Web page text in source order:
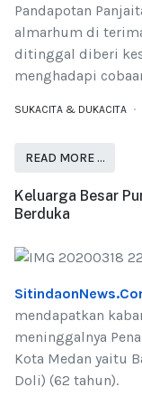
Pandapotan
almarhum di
ditinggal diberi
menghadapi
SUKACITA & DUKACITA
READ MORE …
Keluarga Besar
Berduka
mendapatkan
meninggalnya
Kota Medan yaitu
Doli) (62 tahun).